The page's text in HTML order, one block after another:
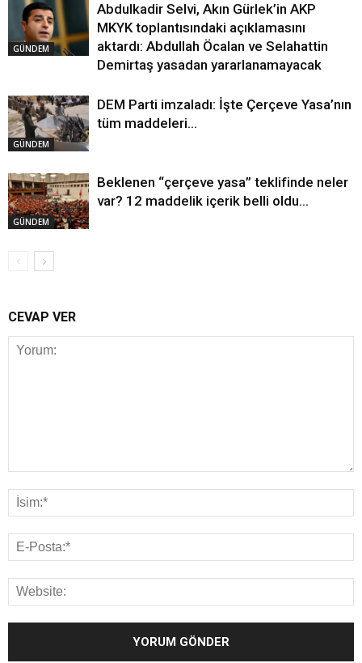
GÜNDEM
Abdulkadir Selvi, Akın Gürlek’in AKP
MKYK toplantısındaki açıklamasını
aktardı: Abdullah Öcalan ve Selahattin
Demirtaş yasadan yararlanamayacak
GÜNDEM
DEM Parti imzaladı: İşte Çerçeve Yasa’nın
tüm maddeleri…
GÜNDEM
Beklenen “çerçeve yasa” teklifinde neler
var? 12 maddelik içerik belli oldu…
CEVAP VER